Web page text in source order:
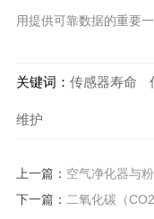
用提供可靠数据的重要一
关键词： 传感器寿命
维护
上一篇： 空气净化器与
下一篇： 二氧化碳（